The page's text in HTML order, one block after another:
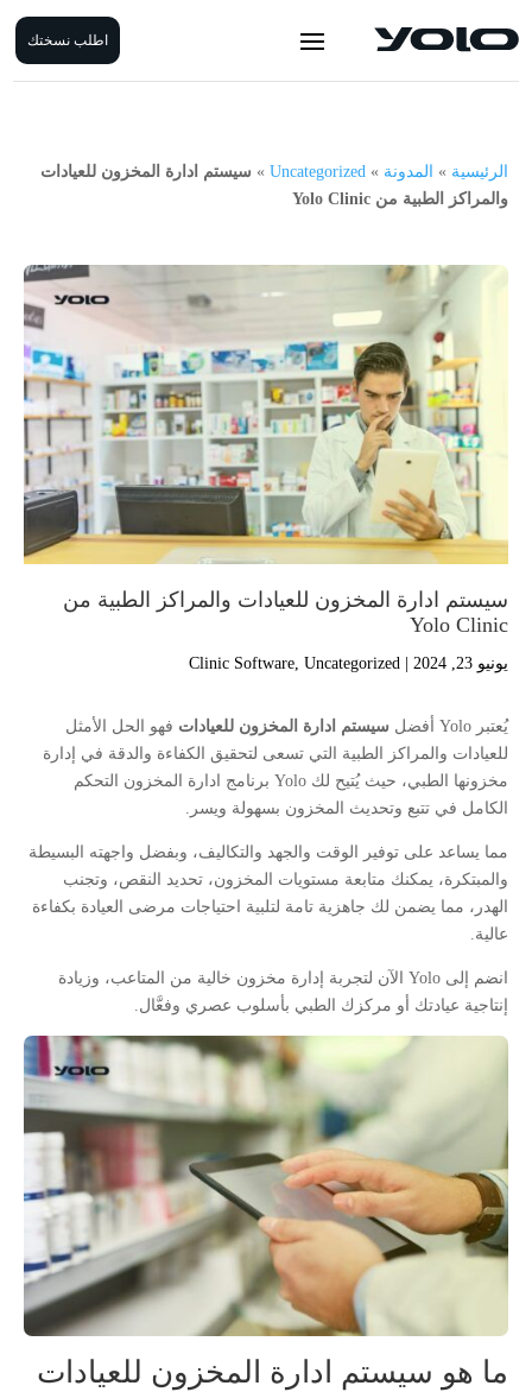
اطلب نسختك
الرئيسية » المدونة »
Uncategorized
» سيستم ادارة المخزون للعيادات
والمراكز الطبية من Yolo Clinic
سيستم ادارة المخزون للعيادات والمراكز الطبية من
Yolo Clinic
يونيو 23, 2024 Clinic Software, Uncategorized
يُعتبر Yolo أفضل سيستم ادارة المخزون للعيادات فهو الحل الأمثل
للعيادات والمراكز الطبية التي تسعى لتحقيق الكفاءة والدقة في إدارة
مخزونها الطبي، حيث يُتيح لك Yolo برنامج ادارة المخزون التحكم
الكامل في تتبع وتحديث المخزون بسهولة ويسر.
مما يساعد على توفير الوقت والجهد والتكاليف، وبفضل واجهته البسيطة
والمبتكرة، يمكنك متابعة مستويات المخزون، تحديد النقص، وتجنب
الهدر، مما يضمن لك جاهزية تامة لتلبية احتياجات مرضى العيادة بكفاءة
عالية.
انضم إلى Yolo الآن لتجربة إدارة مخزون خالية من المتاعب، وزيادة
إنتاجية عيادتك أو مركزك الطبي بأسلوب عصري وفعَّال.
ما هو سيستم ادارة المخزون للعيادات